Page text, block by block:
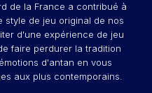
de la France a contribué à
style de jeu original de nos
d'une expérience de jeu
faire perdurer la tradition
d'antan en vous
aux plus contemporains.